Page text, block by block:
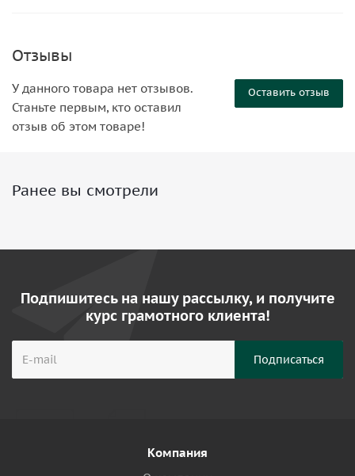
Отзывы
Оставить отзыв
У данного товара нет отзывов.
Станьте первым, кто оставил
отзыв об этом товаре!
Ранее вы смотрели
Подпишитесь на нашу рассылку, и получите
курс грамотного клиента!
Компания